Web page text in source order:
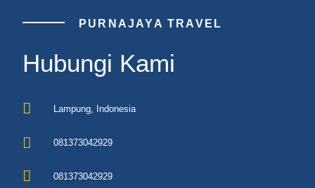
PURNAJAYA TRAVEL
Hubungi Kami
Lampung, Indonesia
081373042929
081373042929